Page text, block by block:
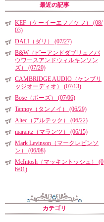
最近の記事
KEF（ケーイーエフ／ケフ） (08/
03)
DALI（ダリ） (07/27)
B&W（ビーアンドダブリュ／バ
ウワースアンドウィルキンソン
ズ） (07/20)
CAMBRIDGE AUDIO（ケンブリ
ッジオーディオ） (07/13)
Bose（ボーズ） (07/06)
Tannoy（タンノイ） (06/29)
Altec（アルテック） (06/22)
marantz（マランツ） (06/15)
Mark Levinson（マークレビンソ
ン） (06/08)
McIntosh（マッキントッシュ） (0
6/01)
カテゴリ